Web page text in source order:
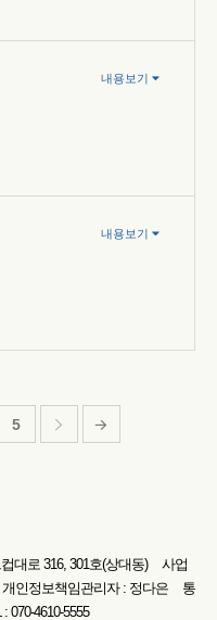
내용보기
내용보기
5
대로 316, 301호(상대동)
사업
개인정보책임관리자 : 정다은
통
: 070-4610-5555